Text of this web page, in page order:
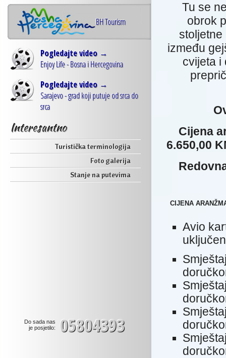
BH Tourism
Pogledajte video →
Enjoy Life - Bosna i Hercegovina
Pogledajte video →
Sarajevo - grad koji putuje od srca do
srca
Interesantno
Turistička terminologija
Foto galerija
Stanje na putevima
Do sada nas
je posjetilo:
05804393
Tu se
obrok
stoljetne
između
cvijeta i
Cijena
6.650,00
CIJENA
Avio